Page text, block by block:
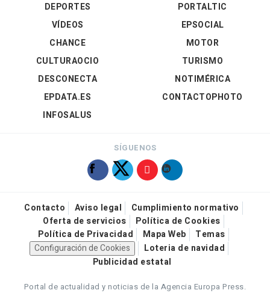
DEPORTES
VÍDEOS
PORTALTIC
EPSOCIAL
CHANCE
CULTURAOCIO
DESCONECTA
EPDATA.ES
INFOSALUS
MOTOR
TURISMO
NOTIMÉRICA
CONTACTOPHOTO
SÍGUENOS
Contacto Aviso legal
Cumplimiento normativo
Oferta de servicios
Política de Cookies
Política de Privacidad
Mapa Web
Temas
Configuración de Cookies
Loteria de navidad
Publicidad estatal
Portal de actualidad y noticias de la Agencia Europa Press.